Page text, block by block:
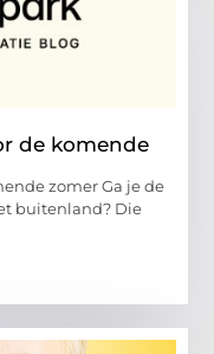
de komende
zomer Ga je de
buitenland? Die